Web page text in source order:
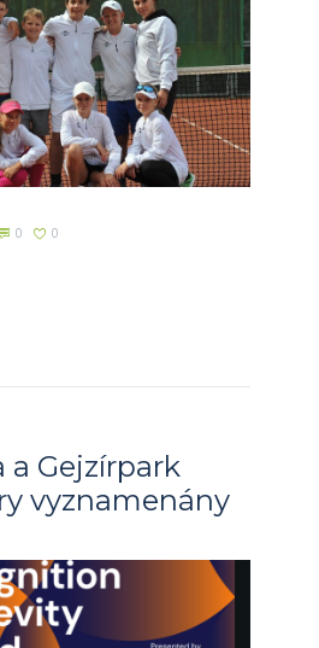
0 0
a Gejzírpark
vyznamenány